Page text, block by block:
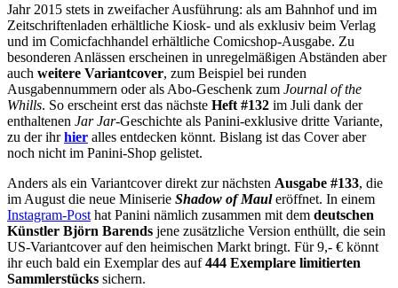
Jahr 2015 stets in zweifacher Ausführung: als am Bahnhof und im
Zeitschriftenladen erhältliche Kiosk- und als exklusiv beim Verlag
und im Comicfachhandel erhältliche Comicshop-Ausgabe. Zu
besonderen Anlässen erscheinen in unregelmäßigen Abständen aber
auch weitere Variantcover, zum Beispiel bei runden
Ausgabennummern oder als Abo-Geschenk zum Journal of the
Whills. So erscheint erst das nächste Heft #132 im Juli dank der
enthaltenen Jar Jar-Geschichte als Panini-exklusive dritte Variante,
zu der ihrhier alles entdecken könnt. Bislang ist das Cover aber
noch nicht im Panini-Shop gelistet.
Anders als ein Variantcover direkt zur nächsten Ausgabe #133, die
im August die neue Miniserie Shadow of Mauleröffnet. In einem
Instagram-Posthat Panini nämlich zusammen mit dem deutschen
Künstler Björn Barends jene zusätzliche Version enthüllt, die sein
US-Variantcover auf den heimischen Markt bringt. Für 9,- € könnt
ihr euch bald ein Exemplar des auf444 Exemplare limitierten
Sammlerstücks sichern.